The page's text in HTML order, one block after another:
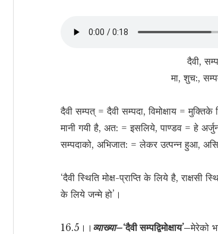
दैवी,
मा, शुच:,
दैवी सम्पत् = दैवी सम्पदा, विमोक्षाय =
मानी गयी है, अत: = इसलिये, पाण्डव = हे
सम्पदाको, अभिजात: = लेकर उत्पन्न हुआ,
‘दैवी स्थिति मोक्ष-प्राप्ति के लिये है,
के लिये जन्मे हो’।
16.5।। व्याख्या–‘दैवी सम्पद्विमोक्षाय’–मेरेको